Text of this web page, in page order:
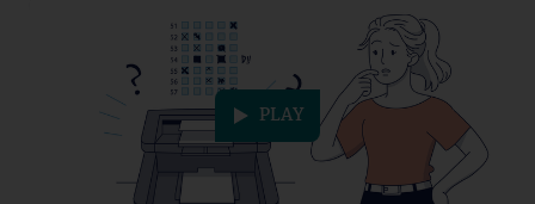
Datenschutzerklärung
PLAY